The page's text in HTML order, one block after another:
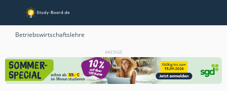
Betriebswirtschaftslehre
ANZEIGE